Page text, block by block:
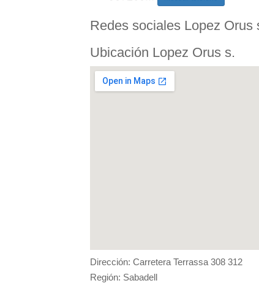
Redes sociales Lopez Orus
Ubicación Lopez Orus s.
Dirección: Carretera Terrassa 308 312
Región: Sabadell